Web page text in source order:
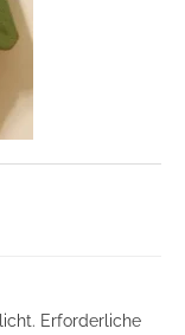
Erforderliche